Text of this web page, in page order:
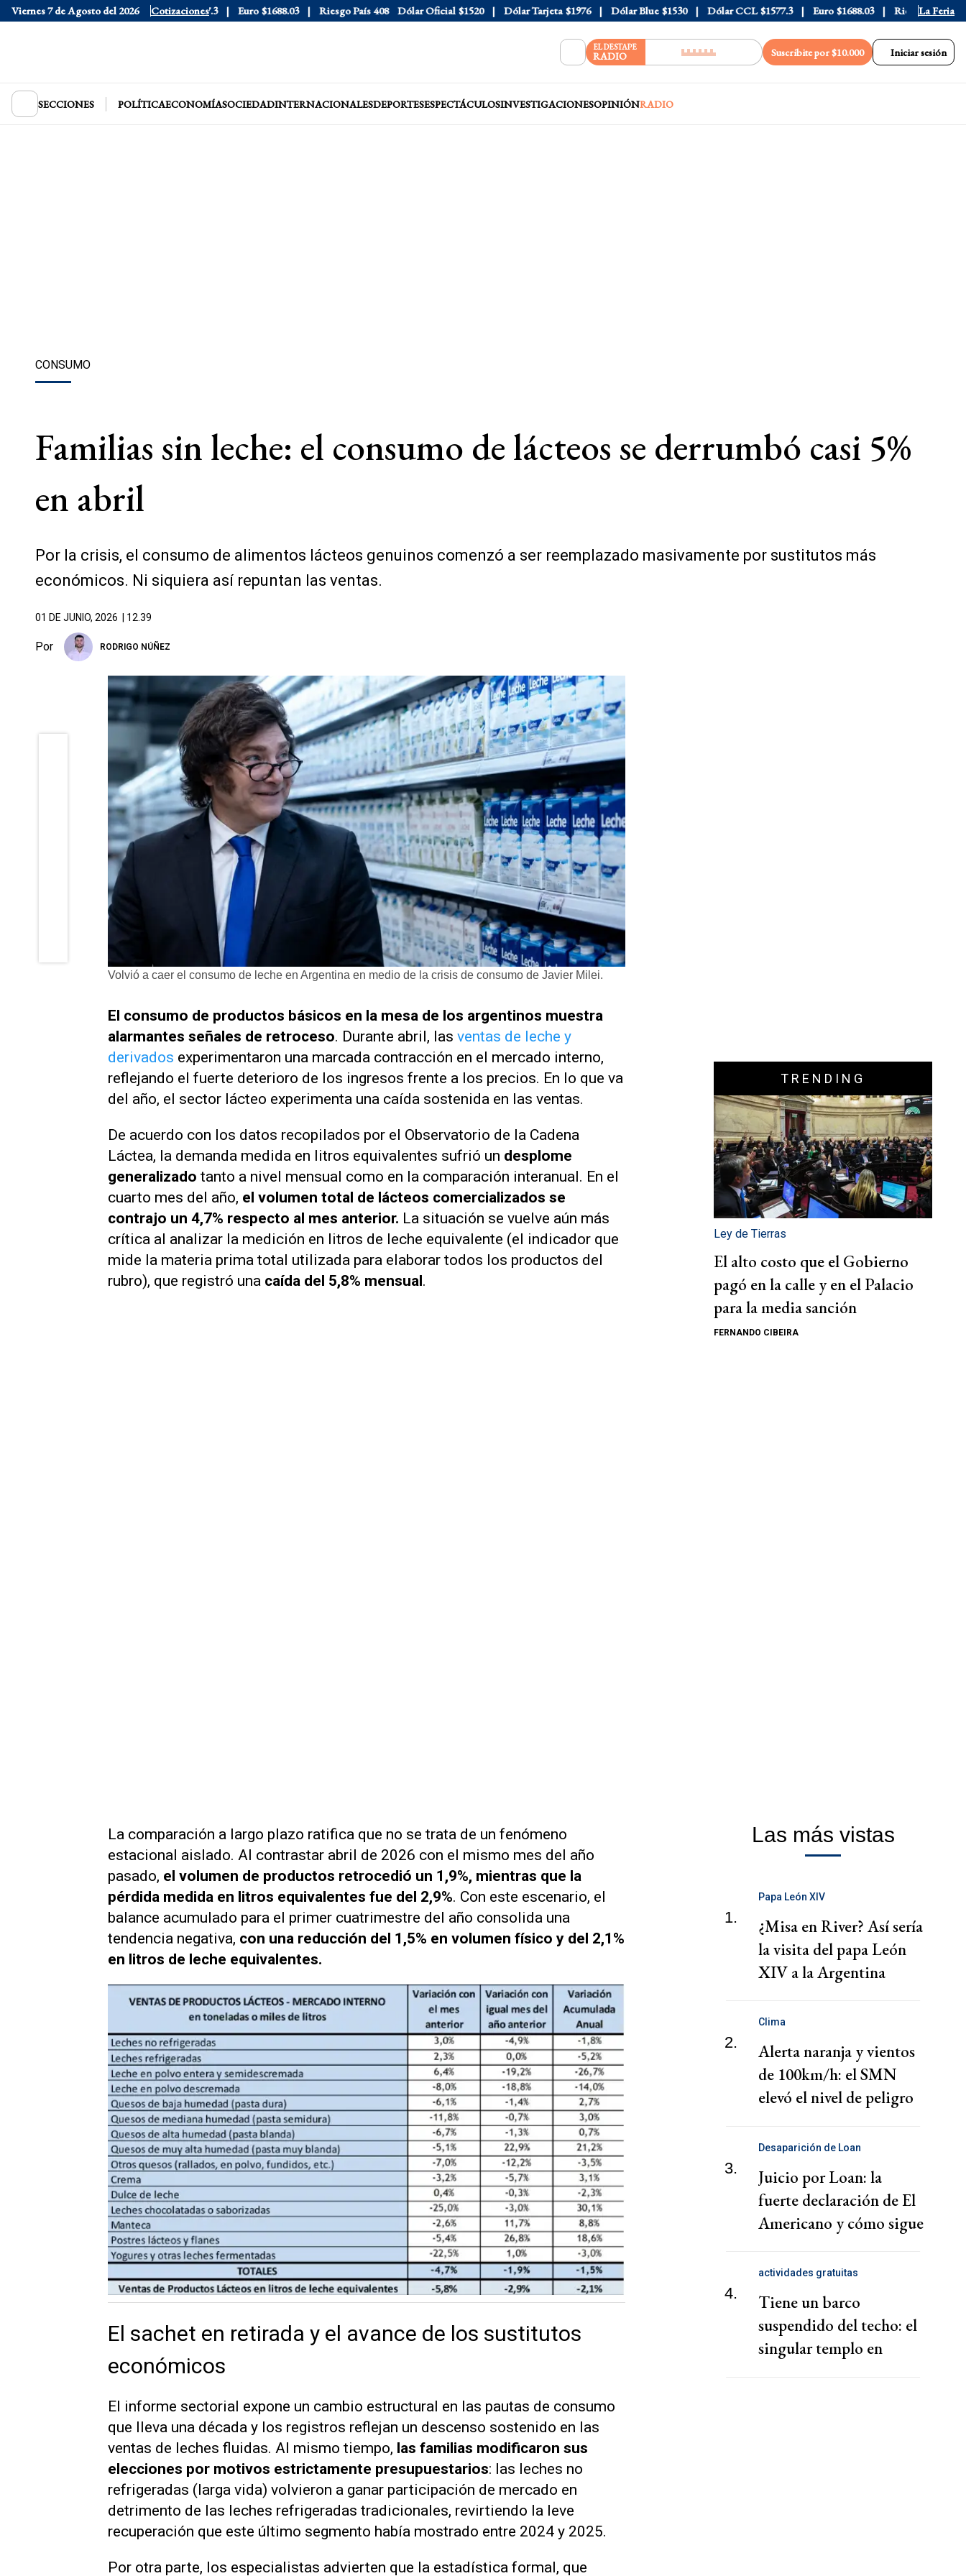
Viernes 7 de Agosto del 2026 Cotizaciones
Dólar Blue $1530 Dólar CCL $1577.3 Euro $1688.03 Riesgo País 408 Dólar Oficial $1520 Dólar Tarjeta $1976 Dólar Blue $1530 Dólar CCL $1577.3 Euro $1688.03 Riesgo País 408
La Feria
EL DESTAPE
RADIO Suscribite por $10.000 Iniciar sesión
SECCIONES POLÍTICAECONOMÍASOCIEDADINTERNACIONALESDEPORTESESPECTÁCULOSINVESTIGACIONESOPINIÓNRADIO
CONSUMO
Familias sin leche: el consumo de lácteos se derrumbó casi 5%
en abril
Por la crisis, el consumo de alimentos lácteos genuinos comenzó a ser reemplazado masivamente por sustitutos más
económicos. Ni siquiera así repuntan las ventas.
01 DE JUNIO, 2026 | 12.39
Por RODRIGO NÚÑEZ
Volvió a caer el consumo de leche en Argentina en medio de la crisis de consumo de Javier Milei.
El consumo de productos básicos en la mesa de los argentinos muestra
alarmantes señales de retroceso. Durante abril, las ventas de leche y
derivados experimentaron una marcada contracción en el mercado interno,
reflejando el fuerte deterioro de los ingresos frente a los precios. En lo que va
del año, el sector lácteo experimenta una caída sostenida en las ventas.
De acuerdo con los datos recopilados por el Observatorio de la Cadena
Láctea, la demanda medida en litros equivalentes sufrió un desplome
generalizado tanto a nivel mensual como en la comparación interanual. En el
cuarto mes del año, el volumen total de lácteos comercializados se
contrajo un 4,7% respecto al mes anterior. La situación se vuelve aún más
crítica al analizar la medición en litros de leche equivalente (el indicador que
mide la materia prima total utilizada para elaborar todos los productos del
rubro), que registró una caída del 5,8% mensual.
La comparación a largo plazo ratifica que no se trata de un fenómeno
estacional aislado. Al contrastar abril de 2026 con el mismo mes del año
pasado, el volumen de productos retrocedió un 1,9%, mientras que la
pérdida medida en litros equivalentes fue del 2,9%. Con este escenario, el
balance acumulado para el primer cuatrimestre del año consolida una
tendencia negativa, con una reducción del 1,5% en volumen físico y del 2,1%
en litros de leche equivalentes.
El sachet en retirada y el avance de los sustitutos
económicos
El informe sectorial expone un cambio estructural en las pautas de consumo
que lleva una década y los registros reflejan un descenso sostenido en las
ventas de leches fluidas. Al mismo tiempo, las familias modificaron sus
elecciones por motivos estrictamente presupuestarios: las leches no
refrigeradas (larga vida) volvieron a ganar participación de mercado en
detrimento de las leches refrigeradas tradicionales, revirtiendo la leve
recuperación que este último segmento había mostrado entre 2024 y 2025.
Por otra parte, los especialistas advierten que la estadística formal, que
TRENDING
Ley de Tierras
El alto costo que el Gobierno
pagó en la calle y en el Palacio
para la media sanción
FERNANDO CIBEIRA
Las más vistas
1.
Papa León XIV
¿Misa en River? Así sería
la visita del papa León
XIV a la Argentina
2.
Clima
Alerta naranja y vientos
de 100km/h: el SMN
elevó el nivel de peligro
3.
Desaparición de Loan
Juicio por Loan: la
fuerte declaración de El
Americano y cómo sigue
4.
actividades gratuitas
Tiene un barco
suspendido del techo: el
singular templo en